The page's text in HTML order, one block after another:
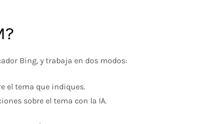
Bing, y trabaja en dos modos:
el tema que indiques.
sobre el tema con la IA.